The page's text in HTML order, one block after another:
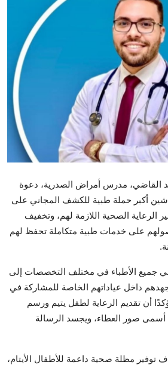
القاضي، مدرس أمراض الصدرية، دعوة
أكبر حملة طبية للكشف المجاني على
الرعاية الصحية اللازمة لهم، وتخفيف
على خدمات طبية متكاملة تحفظ لهم
جميع الأطباء في مختلف التخصصات إلى
داخل عياداتهم الخاصة للمشاركة في
أن تقديم الرعاية لطفل يتيم ورسم
أسمى صور العطاء، ويجسد الرسالة
توفير مظلة صحية داعمة للأطفال الأيتام،